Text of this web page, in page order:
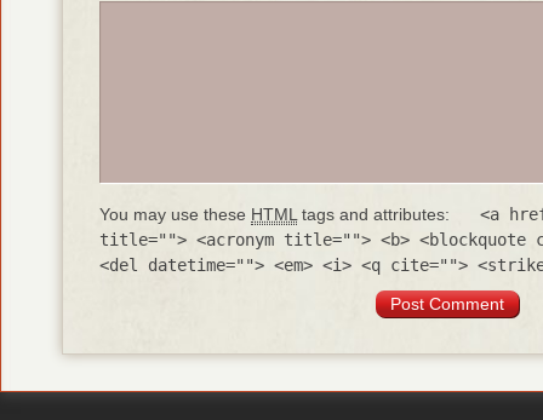
You may use these HTML tags and attributes:
<a
title=""> <acronym title=""> <b> <blockquote
<del datetime=""> <em> <i> <q cite="">